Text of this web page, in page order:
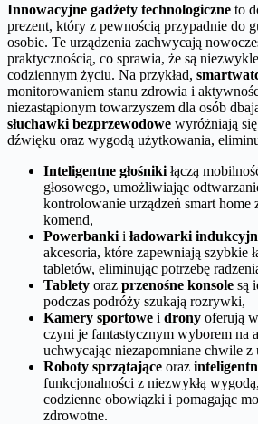
Innowacyjne gadżety technologiczne to
prezent, który z pewnością przypadnie do
osobie. Te urządzenia zachwycają
praktycznością, co sprawia, że są
codziennym życiu. Na przykład,
monitorowaniem stanu zdrowia i
niezastąpionym towarzyszem dla osób
słuchawki bezprzewodowe wyróżniają
dźwięku oraz wygodą użytkowania,
Inteligentne głośniki łączą
głosowego, umożliwiając
kontrolowanie urządzeń smart home
komend,
Powerbanki i ładowarki
akcesoria, które zapewniają szybkie
tabletów, eliminując potrzebę
Tablety oraz przenośne konsole są
podczas podróży szukają rozrywki,
Kamery sportowe i drony oferują
czyni je fantastycznym wyborem na
uchwycając niezapomniane chwile
Roboty sprzątające oraz
funkcjonalności z niezwykłą
codzienne obowiązki i pomagając
zdrowotne.